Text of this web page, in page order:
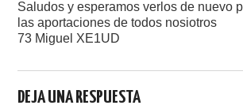
Saludos y esperamos verlos de nuevo
las aportaciones de todos nosiotros
73 Miguel XE1UD
DEJA UNA RESPUESTA